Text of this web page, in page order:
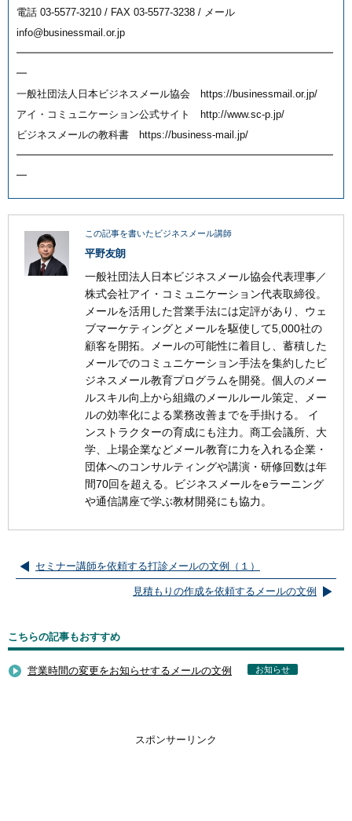
電話 03-5577-3210 / FAX 03-5577-3238 / メール
info@businessmail.or.jp
━━━━━━━━━━━━━━━━━━━━━━━━━━━━━━━
━
一般社団法人日本ビジネスメール協会 https://businessmail.or.jp/
アイ・コミュニケーション公式サイト http://www.sc-p.jp/
ビジネスメールの教科書 https://business-mail.jp/
━━━━━━━━━━━━━━━━━━━━━━━━━━━━━━━
━
この記事を書いたビジネスメール講師
平野友朗
一般社団法人日本ビジネスメール協会代表理事／
株式会社アイ・コミュニケーション代表取締役。
メールを活用した営業手法には定評があり、ウェ
ブマーケティングとメールを駆使して5,000社の
顧客を開拓。メールの可能性に着目し、蓄積した
メールでのコミュニケーション手法を集約したビ
ジネスメール教育プログラムを開発。個人のメー
ルスキル向上から組織のメールルール策定、メー
ルの効率化による業務改善までを手掛ける。 イ
ンストラクターの育成にも注力。商工会議所、大
学、上場企業などメール教育に力を入れる企業・
団体へのコンサルティングや講演・研修回数は年
間70回を超える。ビジネスメールをeラーニング
や通信講座で学ぶ教材開発にも協力。
セミナー講師を依頼する打診メールの文例（１）
見積もりの作成を依頼するメールの文例
こちらの記事もおすすめ
営業時間の変更をお知らせするメールの文例 お知らせ
スポンサーリンク